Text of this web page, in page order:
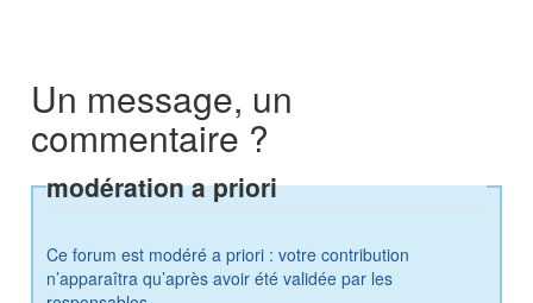
Un message, un
commentaire ?
modération a priori
Ce forum est modéré a priori : votre contribution
n’apparaîtra qu’après avoir été validée par les